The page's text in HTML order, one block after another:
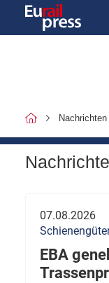
Nachrichten
07.08.2026
EBA